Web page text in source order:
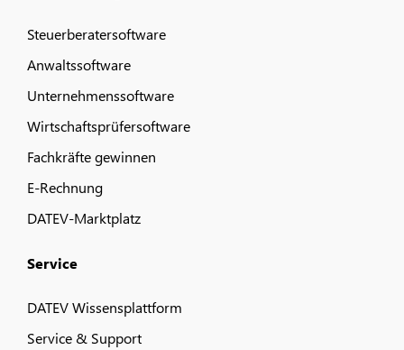
Steuerberatersoftware
Anwaltssoftware
Unternehmenssoftware
Wirtschaftsprüfersoftware
Fachkräfte gewinnen
E-Rechnung
DATEV-Marktplatz
Service
DATEV Wissensplattform
Service & Support